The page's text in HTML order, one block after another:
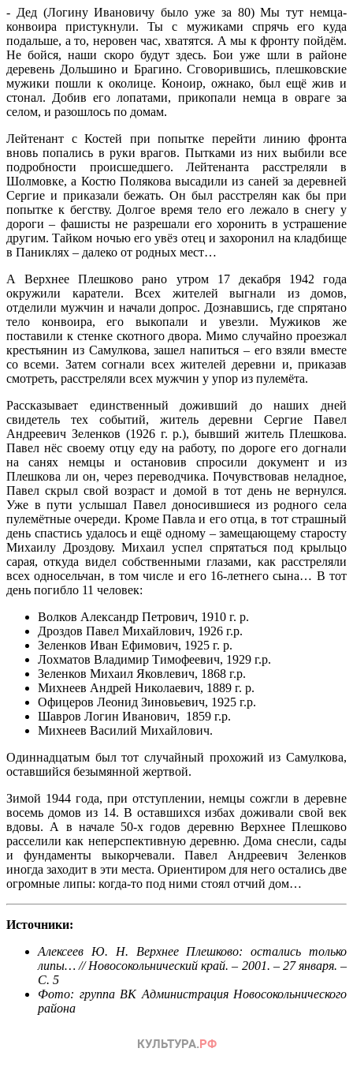
- Дед (Логину Ивановичу было уже за 80) Мы тут немца-
конвоира пристукнули. Ты с мужиками спрячь его куда
подальше, а то, неровен час, хватятся. А мы к фронту пойдём.
Не бойся, наши скоро будут здесь. Бои уже шли в районе
деревень Дольшино и Брагино. Сговорившись, плешковские
мужики пошли к околице. Коноир, ожнако, был ещё жив и
стонал. Добив его лопатами, прикопали немца в овраге за
селом, и разошлось по домам.
Лейтенант с Костей при попытке перейти линию фронта
вновь попались в руки врагов. Пытками из них выбили все
подробности происшедшего. Лейтенанта расстреляли в
Шолмовке, а Костю Полякова высадили из саней за деревней
Сергие и приказали бежать. Он был расстрелян как бы при
попытке к бегству. Долгое время тело его лежало в снегу у
дороги – фашисты не разрешали его хоронить в устрашение
другим. Тайком ночью его увёз отец и захоронил на кладбище
в Паниклях – далеко от родных мест…
А Верхнее Плешково рано утром 17 декабря 1942 года
окружили каратели. Всех жителей выгнали из домов,
отделили мужчин и начали допрос. Дознавшись, где спрятано
тело конвоира, его выкопали и увезли. Мужиков же
поставили к стенке скотного двора. Мимо случайно проезжал
крестьянин из Самулкова, зашел напиться – его взяли вместе
со всеми. Затем согнали всех жителей деревни и, приказав
смотреть, расстреляли всех мужчин у упор из пулемёта.
Рассказывает единственный доживший до наших дней
свидетель тех событий, житель деревни Сергие Павел
Андреевич Зеленков (1926 г. р.), бывший житель Плешкова.
Павел нёс своему отцу еду на работу, по дороге его догнали
на санях немцы и остановив спросили документ и из
Плешкова ли он, через переводчика. Почувствовав неладное,
Павел скрыл свой возраст и домой в тот день не вернулся.
Уже в пути услышал Павел доносившиеся из родного села
пулемётные очереди. Кроме Павла и его отца, в тот страшный
день спастись удалось и ещё одному – замещающему старосту
Михаилу Дроздову. Михаил успел спрятаться под крыльцо
сарая, откуда видел собственными глазами, как расстреляли
всех односельчан, в том числе и его 16-летнего сына… В тот
день погибло 11 человек:
Волков Александр Петрович, 1910 г. р.
Дроздов Павел Михайлович, 1926 г.р.
Зеленков Иван Ефимович, 1925 г. р.
Лохматов Владимир Тимофеевич, 1929 г.р.
Зеленков Михаил Яковлевич, 1868 г.р.
Михнеев Андрей Николаевич, 1889 г. р.
Офицеров Леонид Зиновьевич, 1925 г.р.
Шавров Логин Иванович, 1859 г.р.
Михнеев Василий Михайлович.
Одиннадцатым был тот случайный прохожий из Самулкова,
оставшийся безымянной жертвой.
Зимой 1944 года, при отступлении, немцы сожгли в деревне
восемь домов из 14. В оставшихся избах доживали свой век
вдовы. А в начале 50-х годов деревню Верхнее Плешково
расселили как неперспективную деревню. Дома снесли, сады
и фундаменты выкорчевали. Павел Андреевич Зеленков
иногда заходит в эти места. Ориентиром для него остались две
огромные липы: когда-то под ними стоял отчий дом…
Источники:
Алексеев Ю. Н. Верхнее Плешково: остались только
липы… // Новосокольнический край. – 2001. – 27 января. –
С. 5
Фото: группа ВК Администрация Новосокольнического
района